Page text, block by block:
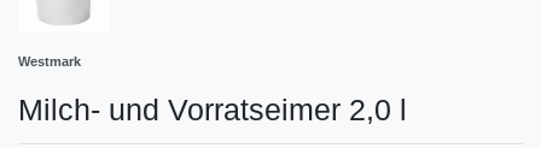
Westmark
Milch- und Vorratseimer 2,0 l